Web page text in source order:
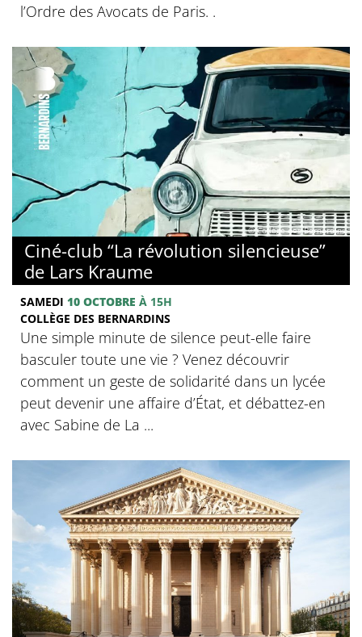
l’Ordre des Avocats de Paris. .
© Collège des Bernardins
Ciné-club “La révolution silencieuse”
de Lars Kraume
SAMEDI 10 OCTOBRE À 15H
COLLÈGE DES BERNARDINS
Une simple minute de silence peut-elle faire
basculer toute une vie ? Venez découvrir
comment un geste de solidarité dans un lycée
peut devenir une affaire d’État, et débattez-en
avec Sabine de La ...